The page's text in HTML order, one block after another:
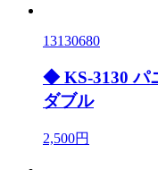
13130680
◆ KS-3130 パ
ダブル
2,500円